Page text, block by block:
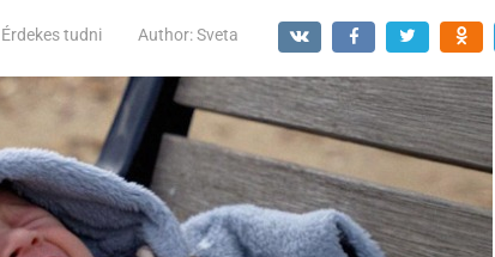
Érdekes tudni Author:Sveta